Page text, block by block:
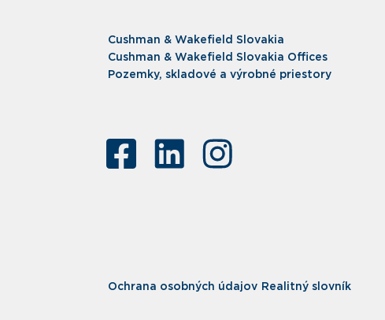
Cushman & Wakefield Slovakia
Cushman & Wakefield Slovakia Offices
Pozemky, skladové a výrobné priestory
Ochrana osobných údajov Realitný slovník